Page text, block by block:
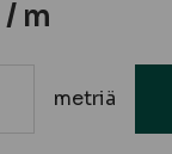
/ m
metriä